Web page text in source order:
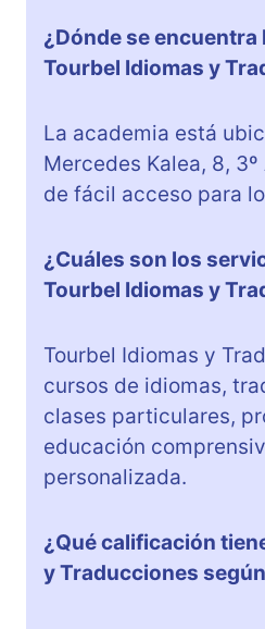
¿Dónde se encuentra
Tourbel Idiomas y
La academia está
Mercedes Kalea, 8,
de fácil acceso para
¿Cuáles son los
Tourbel Idiomas y
Tourbel Idiomas y
cursos de idiomas,
clases particulares,
educación
personalizada.
¿Qué calificación
y Traducciones